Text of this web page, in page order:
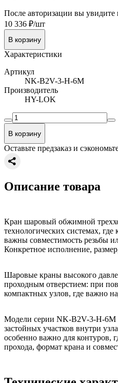
После авторизации вы
10 336 ₽/шт
В корзину
Характеристики
Артикул
NK-B2V-3-H-6M
Производитель
HY-LOK
В корзину
Оставьте предзаказ и
Описание товара
Модели серии NK-B2V-3-H-6M
застойных участков внутри
особенно важно для контуров,
прохода, формат крана и
Шаровые краны высокого
проходным отверстием: при
компактных узлов, где важно
Кран шаровый обжимной
технологических системах,
важны совместимость резьбы
Конкретное исполнение,